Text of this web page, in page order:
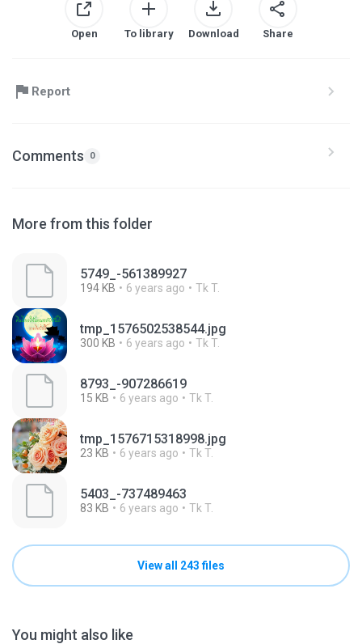
Open To library Download Share
Report
Comments 0
More from this folder
5749_-561389927
194 KB 6 years ago Tk T.
tmp_1576502538544.jpg
300 KB 6 years ago Tk T.
8793_-907286619
15 KB 6 years ago Tk T.
tmp_1576715318998.jpg
23 KB 6 years ago Tk T.
5403_-737489463
83 KB 6 years ago Tk T.
View all 243 files
You might also like